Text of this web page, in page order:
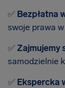
✅ Bezpłatna
swoje prawa
✅Zajmujemy
samodzielnie
✅ Ekspercka